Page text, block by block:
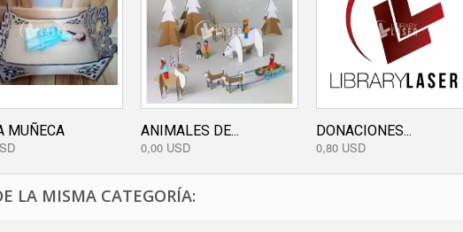
MUÑECA
ANIMALES DE...
0,00 USD
DONACIONES...
0,80 USD
LA MISMA CATEGORÍA: